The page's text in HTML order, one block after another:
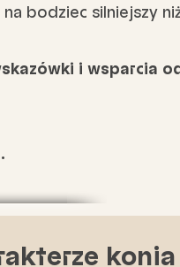
bodziec silniejszy
i wsparcia